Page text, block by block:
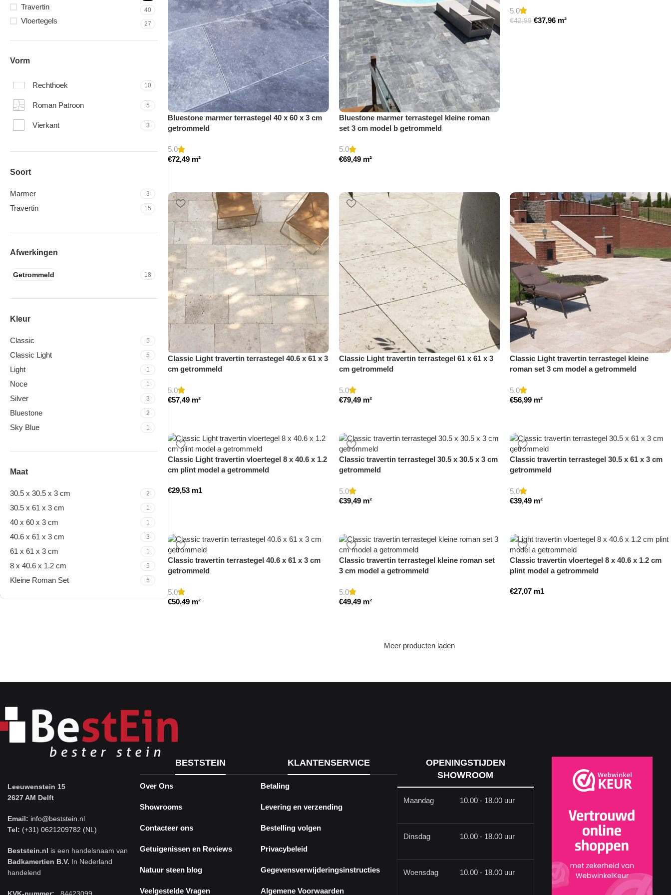
Travertin 40
Vloertegels 27
Vorm
Rechthoek 10
Roman Patroon 5
Vierkant 3
Soort
Marmer 3
Travertin 15
Afwerkingen
Getrommeld 18
Kleur
Classic 5
Classic Light 5
Light 1
Noce 1
Silver 3
Bluestone 2
Sky Blue 1
Maat
30.5 x 30.5 x 3 cm 2
30.5 x 61 x 3 cm 1
40 x 60 x 3 cm 1
40.6 x 61 x 3 cm 3
61 x 61 x 3 cm 1
8 x 40.6 x 1.2 cm 5
Kleine Roman Set 5
Bluestone marmer terrastegel 40 x 60 x 3 cm
getrommeld
5.0
€72,49 m²
Bluestone marmer terrastegel kleine roman
set 3 cm model b getrommeld
5.0
€69,49 m²
5.0
€42,99 €37,96 m²
Classic Light travertin terrastegel 40.6 x 61 x 3
cm getrommeld
5.0
€57,49 m²
Classic Light travertin terrastegel 61 x 61 x 3
cm getrommeld
5.0
€79,49 m²
Classic Light travertin terrastegel kleine
roman set 3 cm model a getrommeld
5.0
€56,99 m²
Classic Light travertin vloertegel 8 x 40.6 x 1.2
cm plint model a getrommeld
€29,53 m1
Classic travertin terrastegel 30.5 x 30.5 x 3 cm
getrommeld
5.0
€39,49 m²
Classic travertin terrastegel 30.5 x 61 x 3 cm
getrommeld
5.0
€39,49 m²
Classic travertin terrastegel 40.6 x 61 x 3 cm
getrommeld
5.0
€50,49 m²
Classic travertin terrastegel kleine roman set
3 cm model a getrommeld
5.0
€49,49 m²
Classic travertin vloertegel 8 x 40.6 x 1.2 cm
plint model a getrommeld
€27,07 m1
Meer producten laden
Leeuwenstein 15
2627 AM Delft
Email: info@beststein.nl
Tel: (+31) 0621209782 (NL)
Beststein.nl is een handelsnaam van
Badkamertien B.V. In Nederland
handelend
BESTSTEIN
Over Ons
Showrooms
Contacteer ons
Getuigenissen en Reviews
Natuur steen blog
Veelgestelde Vragen
KLANTENSERVICE
Betaling
Levering en verzending
Bestelling volgen
Privacybeleid
Gegevensverwijderingsinstructies
Algemene Voorwaarden
OPENINGSTIJDEN
SHOWROOM
Maandag 10.00 - 18.00 uur
Dinsdag 10.00 - 18.00 uur
Woensdag 10.00 - 18.00 uur